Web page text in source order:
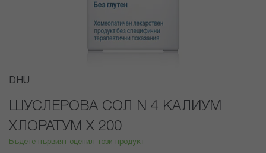
Преминете
началото
галерия
със
DHU
ШУСЛЕРОВА СОЛ N 4 КАЛИУМ
ХЛОРАТУМ Х 200
Бъдете първият оценил този продукт